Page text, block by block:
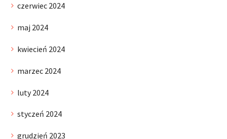
czerwiec 2024
maj 2024
kwiecień 2024
marzec 2024
luty 2024
styczeń 2024
grudzień 2023